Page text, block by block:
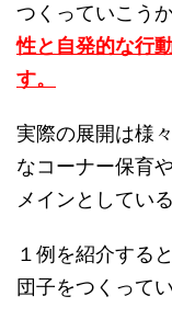
つくっていこう
性と自発的な行
す。
実際の展開は様
なコーナー保育
メインとしてい
１例を紹介する
団子をつくって